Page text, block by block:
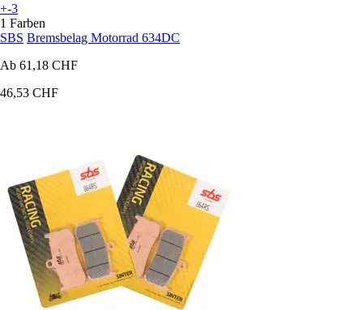
+-3
1 Farben
SBS Bremsbelag Motorrad 634DC
Ab 61,18 CHF
46,53 CHF